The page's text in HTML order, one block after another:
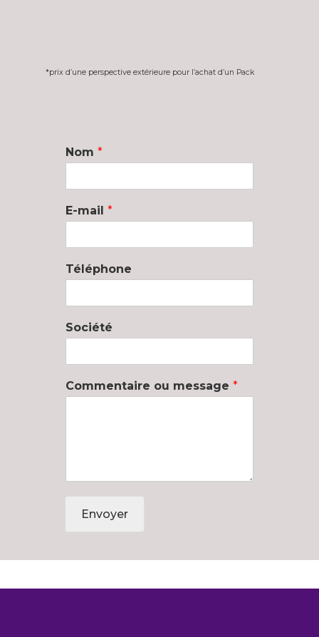
*prix d’une perspective extérieure pour l’achat d’un Pack
Nom *
E-mail *
Téléphone
Société
Commentaire ou message *
Envoyer